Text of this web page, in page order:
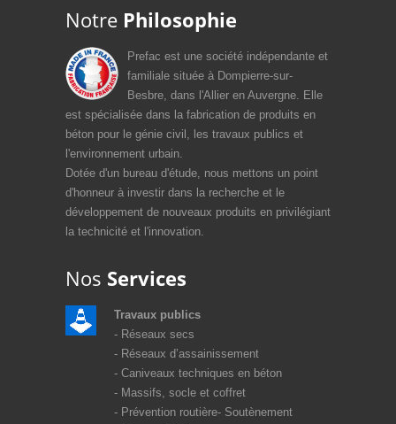
Notre Philosophie
Prefac est une société indépendante et
familiale située à Dompierre-sur-
Besbre, dans l'Allier en Auvergne. Elle
est spécialisée dans la fabrication de produits en
béton pour le génie civil, les travaux publics et
l'environnement urbain.
Dotée d'un bureau d'étude, nous mettons un point
d'honneur à investir dans la recherche et le
développement de nouveaux produits en privilégiant
la technicité et l'innovation.
Nos Services
Travaux publics
Réseaux secs
Réseaux d’assainissement
Caniveaux techniques en béton
Massifs, socle et coffret
Prévention routière Soutènement